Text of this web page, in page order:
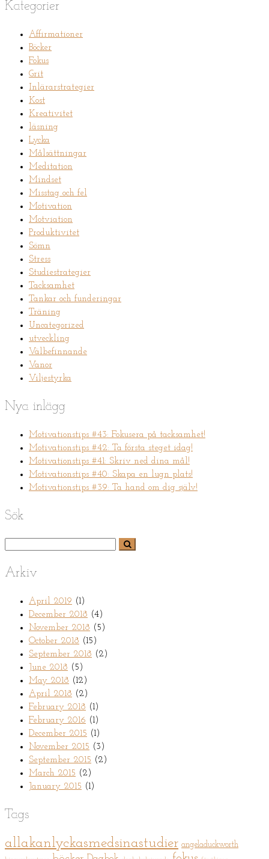
Kategorier
Affirmationer
Böcker
Fokus
Grit
Inlärarstrategier
Kost
Kreativitet
läsning
Lycka
Målsättningar
Meditation
Mindset
Misstag och fel
Motivation
Motviation
Produktivitet
Sömn
Stress
Studiestrategier
Tacksamhet
Tankar och funderingar
Träning
Uncategorized
utveckling
Välbefinnande
Vanor
Viljestyrka
Nya inlägg
Motivationstips #43: Fokusera på tacksamhet!
Motivationstips #42: Ta första steget idag!
Motivationstips #41: Skriv ned dina mål!
Motivationstips #40: Skapa en lugn plats!
Motivationstips #39: Ta hand om dig själv!
Sök
Arkiv
April 2019 (1)
December 2018 (4)
November 2018 (5)
October 2018 (15)
September 2018 (2)
June 2018 (5)
May 2018 (12)
April 2018 (2)
February 2018 (1)
February 2016 (1)
December 2015 (1)
November 2015 (3)
September 2015 (2)
March 2015 (2)
January 2015 (1)
Tags
allakanlyckasmedsinastudier angeladuckworth